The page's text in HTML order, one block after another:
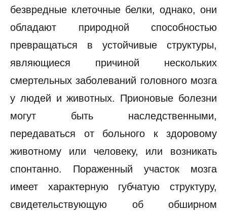
безвредные клеточные белки, однако, они
обладают природной способностью
превращаться в устойчивые структуры,
являющиеся причиной нескольких
смертельных заболеваний головного мозга
у людей и животных. Прионовые болезни
могут быть наследственными,
передаваться от больного к здоровому
животному или человеку, или возникать
спонтанно. Пораженный участок мозга
имеет характерную губчатую структуру,
свидетельствующую об обширном